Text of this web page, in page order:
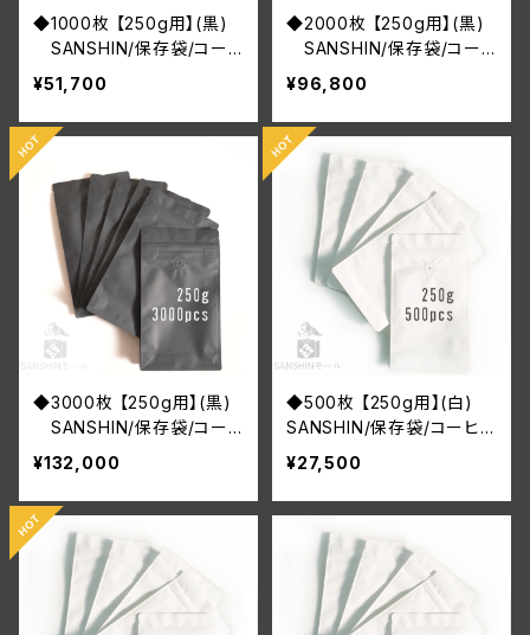
◆1000枚 【250g用】(黒)
SANSHIN/保存袋/コー
ヒー豆/ジッパー付き/インナ
ーバルブ付/小分け袋/防湿/
送料無料
¥51,700
◆2000枚 【250g用】(黒)
SANSHIN/保存袋/コー
ヒー豆/ジッパー付き/インナ
ーバルブ付/小分け袋/防湿/
送料無料
¥96,800
◆3000枚 【250g用】(黒)
SANSHIN/保存袋/コー
ヒー豆/ジッパー付き/インナ
ーバルブ付/小分け袋/防湿/
送料無料
¥132,000
◆500枚 【250g用】(白)
SANSHIN/保存袋/コーヒ
ー豆/ジッパー付き/インナ
ーバルブ付/小分け袋/防湿
¥27,500